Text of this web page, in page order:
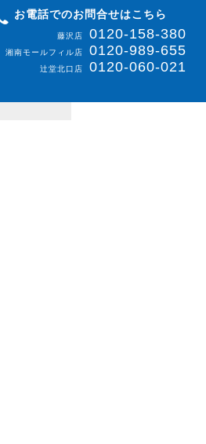
お電話でのお問合せはこちら
藤沢店 0120-158-380
湘南モールフィル店 0120-989-655
辻堂北口店 0120-060-021